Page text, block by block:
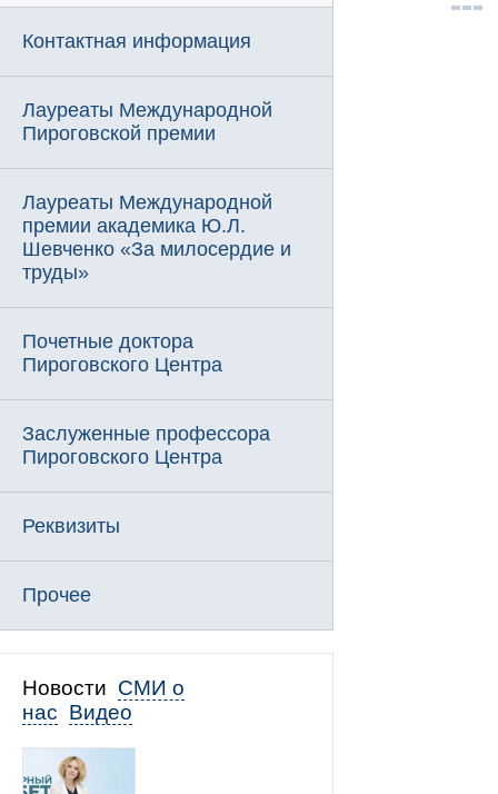
Контактная информация
Лауреаты Международной
Пироговской премии
Лауреаты Международной
премии академика Ю.Л.
Шевченко «За милосердие и
труды»
Почетные доктора
Пироговского Центра
Заслуженные профессора
Пироговского Центра
Реквизиты
Прочее
Новости СМИ о
нас Видео